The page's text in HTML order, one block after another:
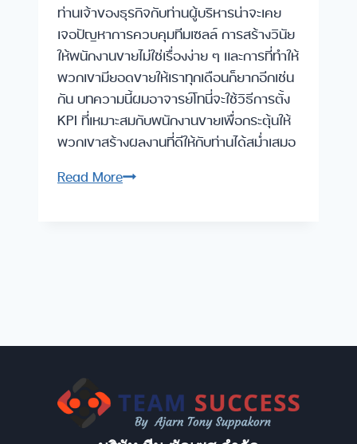
ท่านเจ้าของธุรกิจกับท่านผู้บริหารน่าจะเคย
เจอปัญหาการควบคุมทีมเซลล์ การสร้างวินัย
ให้พนักงานขายไม่ใช่เรื่องง่าย ๆ และการที่ทำให้
พวกเขามียอดขายให้เราทุกเดือนก็ยากอีกเช่น
กัน บทความนี้ผมอาจารย์โทนี่จะใช้วิธีการตั้ง
KPI ที่เหมาะสมกับพนักงานขายเพื่อกระตุ้นให้
พวกเขาสร้างผลงานที่ดีให้กับท่านได้สม่ำเสมอ
Read Moreสร้าง
ให้
ทุก
เดือน